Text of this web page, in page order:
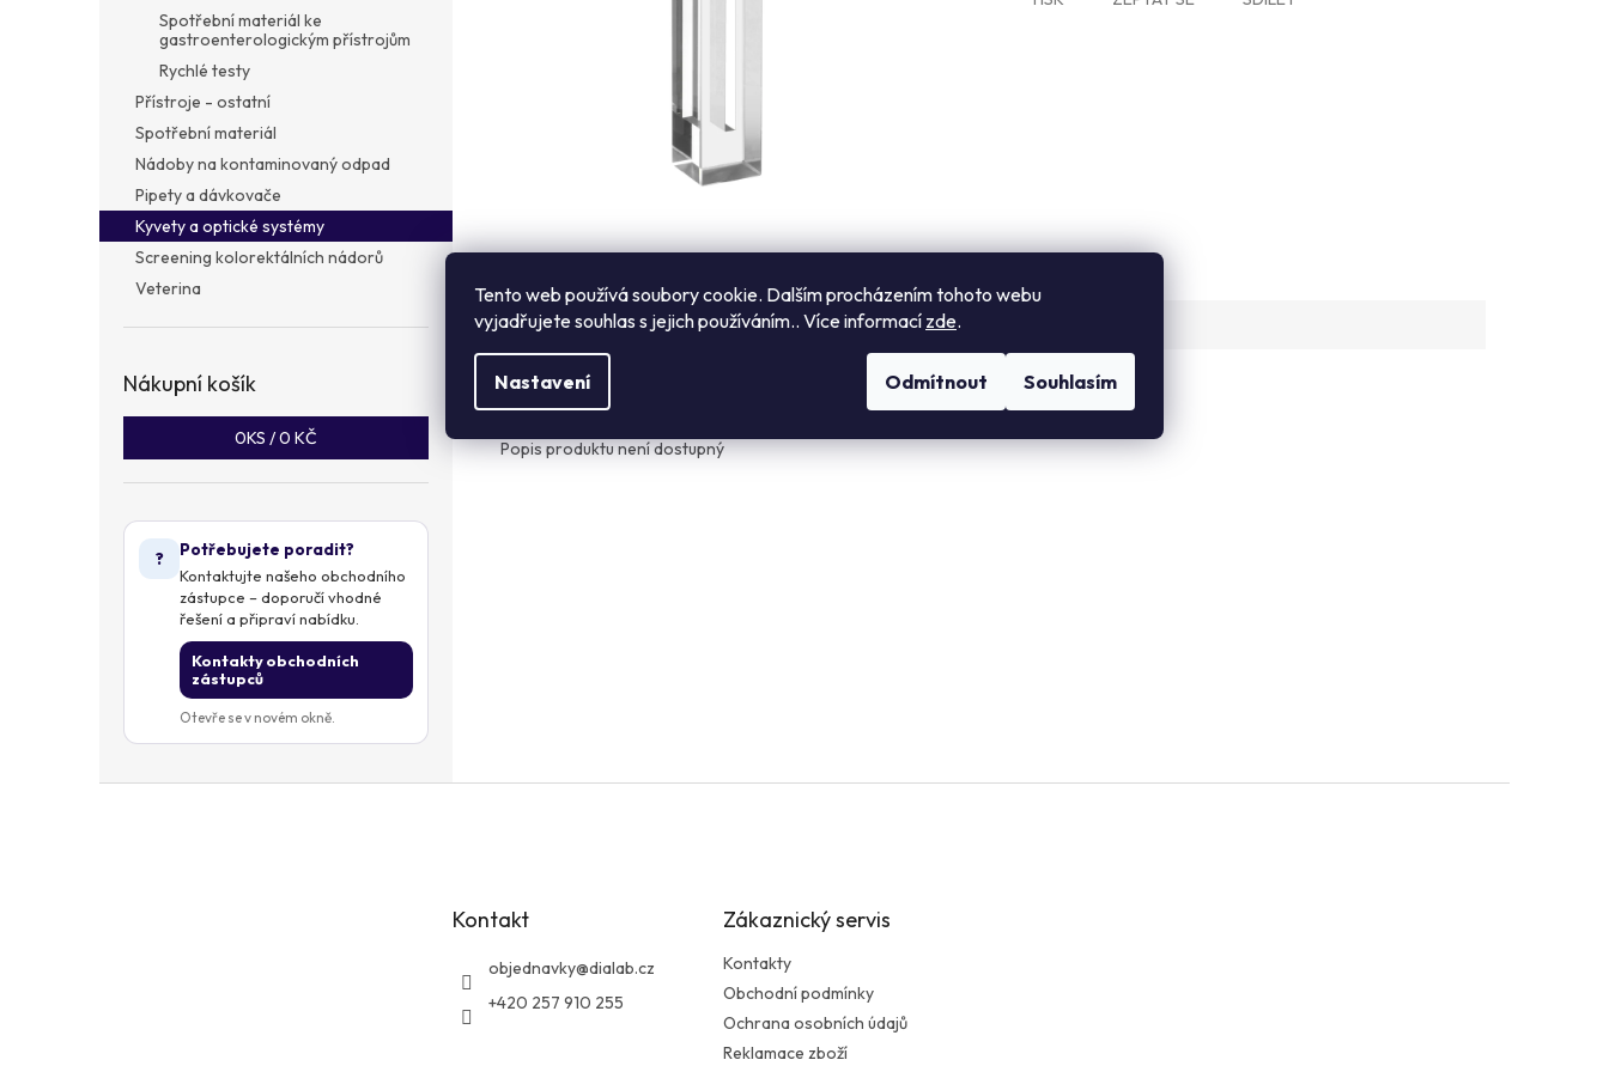
Tento web používá soubory cookie. Dalším procházením tohoto webu
vyjadřujete souhlas s jejich používáním.. Více informací zde.
Nastavení Odmítnout Souhlasím
Spotřební materiál ke
gastroenterologickým přístrojům
Rychlé testy
Přístroje - ostatní
Spotřební materiál
Nádoby na kontaminovaný odpad
Pipety a dávkovače
Kyvety a optické systémy
Screening kolorektálních nádorů
Veterina
Nákupní košík
0KS /0 KČ
? Potřebujete poradit?
Kontaktujte našeho obchodního
zástupce – doporučí vhodné
řešení a připraví nabídku.
Kontakty obchodních
zástupců
Otevře se v novém okně.
Popis Návod k použití Hodnocení Diskuze
Detailní popis produktu
Popis produktu není dostupný
Kontakt
objednavky@dialab.cz
+420 257 910 255
Zákaznický servis
Kontakty
Obchodní podmínky
Ochrana osobních údajů
Reklamace zboží